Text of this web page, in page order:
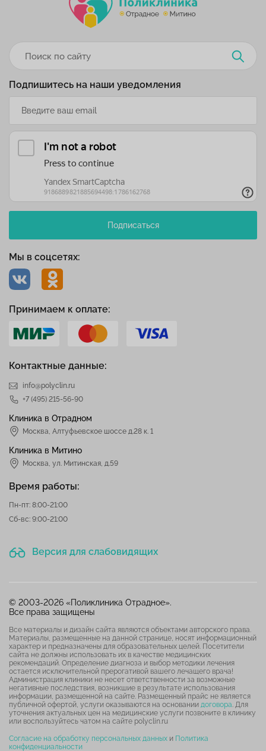
Контактные данные:
info@polyclin.ru
+7 (495) 215-56-90
Клиника в Отрадном
Москва, Алтуфьевское шоссе д.28 к. 1
Клиника в Митино
Москва, ул. Митинская, д.59
Время работы:
Пн-пт: 8:00-21:00
Сб-вс: 9:00-21:00
Мы в соцсетях:
Подпишитесь на наши уведомления
Подписаться
Версия для слабовидящих
Принимаем к оплате:
© 2003-2026 «Поликлиника Отрадное».
Все права защищены
Все материалы и дизайн сайта являются объектами авторского права.
Материалы, размещенные на данной странице, носят информационный
характер и предназначены для образовательных целей. Посетители
сайта не должны использовать их в качестве медицинских
рекомендаций. Определение диагноза и выбор методики лечения
остается исключительной прерогативой вашего лечащего врача!
Администрация клиники не несет ответственности за возможные
негативные последствия, возникшие в результате использования
информации, размещенной на сайте. Размещенный прайс не является
публичной офертой, услуги оказываются на основании договора. Для
уточнения актуальных цен на медицинские услуги позвоните в клинику
или воспользуйтесь чатом на сайте polyclin.ru
Согласие на обработку персональных данных и Политика
конфиденциальности